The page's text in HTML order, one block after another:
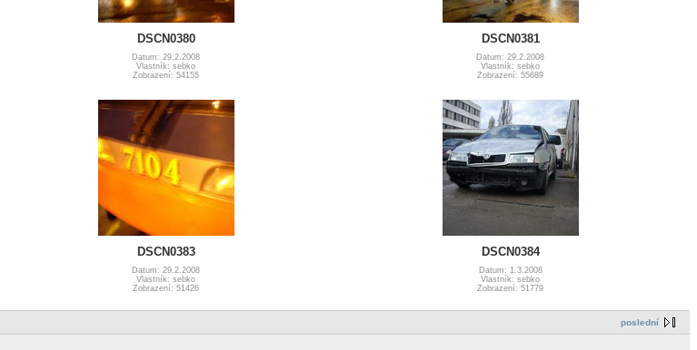
DSCN0380
Datum: 29.2.2008
Vlastník: sebko
Zobrazení: 54155
DSCN0381
Datum: 29.2.2008
Vlastník: sebko
Zobrazení: 55689
DSCN0383
Datum: 29.2.2008
Vlastník: sebko
Zobrazení: 51426
DSCN0384
Datum: 1.3.2008
Vlastník: sebko
Zobrazení: 51779
poslední